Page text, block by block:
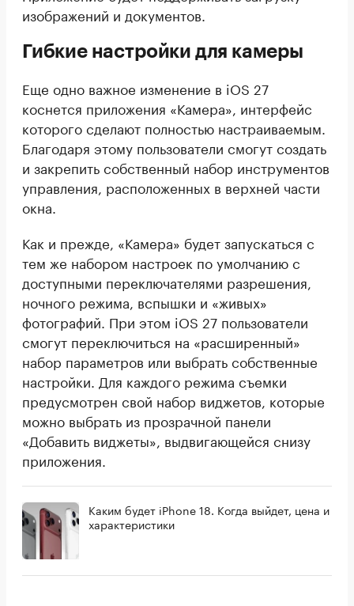
изображений и документов.
Гибкие настройки для камеры
Еще одно важное изменение в iOS 27
коснется приложения «Камера», интерфейс
которого сделают полностью настраиваемым.
Благодаря этому пользователи смогут создать
и закрепить собственный набор инструментов
управления, расположенных в верхней части
окна.
Как и прежде, «Камера» будет запускаться с
тем же набором настроек по умолчанию с
доступными переключателями разрешения,
ночного режима, вспышки и «живых»
фотографий. При этом iOS 27 пользователи
смогут переключиться на «расширенный»
набор параметров или выбрать собственные
настройки. Для каждого режима съемки
предусмотрен свой набор виджетов, которые
можно выбрать из прозрачной панели
«Добавить виджеты», выдвигающейся снизу
приложения.
Каким будет iPhone 18. Когда выйдет, цена и
характеристики